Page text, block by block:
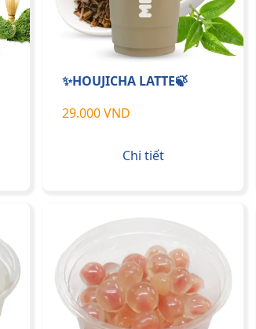
✨HOUJICHA LATTE🍃
29.000 VND
Chi tiết